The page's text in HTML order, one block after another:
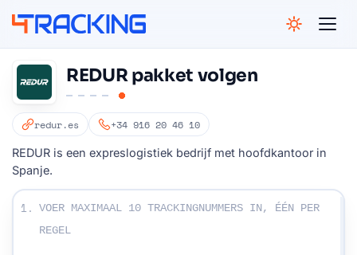
REDUR pakket volgen
redur.es +34 916 20 46 10
REDUR is een expreslogistiek bedrijf met hoofdkantoor in
Spanje.
Voer uw trackingnummers in:
1.